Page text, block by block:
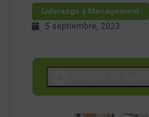
Liderazgo y Management
5 septiembre, 2023